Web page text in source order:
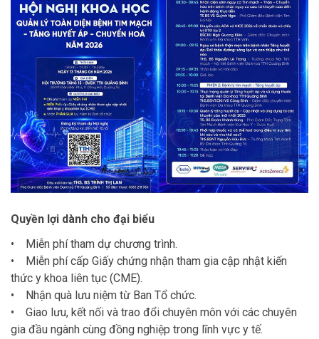
Quyền lợi dành cho đại biểu
• Miễn phí tham dự chương trình.
• Miễn phí cấp Giấy chứng nhận tham gia cập nhật kiến
thức y khoa liên tục (CME).
• Nhận quà lưu niệm từ Ban Tổ chức.
• Giao lưu, kết nối và trao đổi chuyên môn với các chuyên
gia đầu ngành cùng đồng nghiệp trong lĩnh vực y tế.